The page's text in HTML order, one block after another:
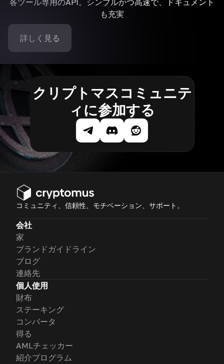
各ツール専用のAPI。シンプルかつ高速で、ドキュメント
も充実
詳しく見る
クリプトマスコミュニテ
ィに参加する
コミュニティ、信頼性、モチベーション、サポート。
会社
家
ブランドガイドライン
ブログ
連絡先
個人使用
財布
ステーキング
コンバータ
得る
AMLチェッカー
紹介プログラム